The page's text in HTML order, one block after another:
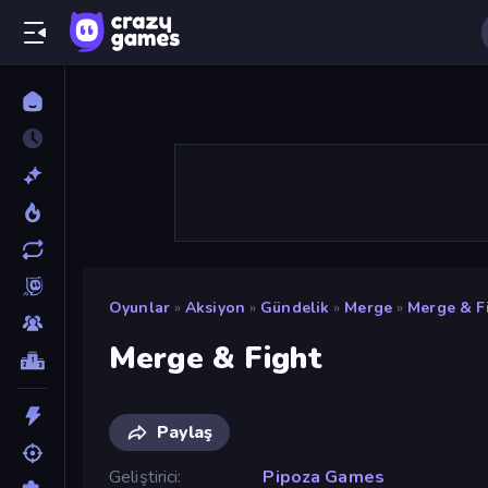
Oyunlar » Aksiyon » Gündelik » Merge » Merge &
Merge & Fight
Paylaş
Geliştirici
Pipoza Games